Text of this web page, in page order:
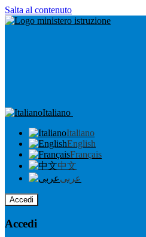
Salta al contenuto
Italiano
Italiano
English
Français
中文
عربى
Accedi
Accedi